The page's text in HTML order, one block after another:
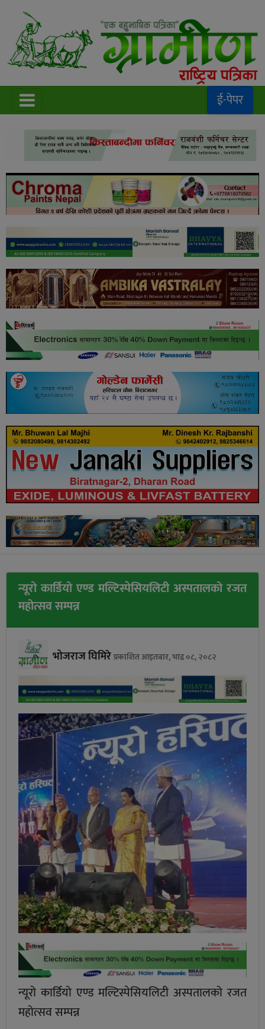
ई-पेपर
न्यूरो कार्डियो एण्ड मल्टिस्पेसियलिटी अस्पतालको रजत
महोत्सव सम्पन्न
भोजराज घिमिरेप्रकाशित आइतबार, भाद्र ०८, २०८२
न्यूरो कार्डियो एण्ड मल्टिस्पेसियलिटी अस्पतालको रजत
महोत्सव सम्पन्न